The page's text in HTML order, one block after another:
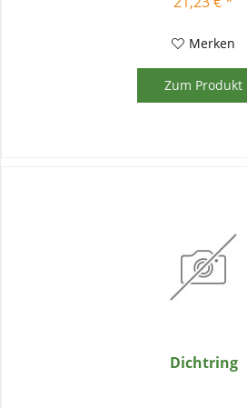
Merken
Zum Produkt
Dichtring